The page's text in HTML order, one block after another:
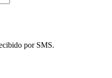
por SMS.